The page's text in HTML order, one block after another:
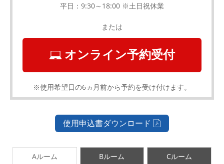
平日：9:30～18:00 ※土日祝休業
または
オンライン予約受付
※使用希望日の6ヵ月前から予約を受け付けます。
使用申込書ダウンロード
Aルーム Bルーム Cルーム